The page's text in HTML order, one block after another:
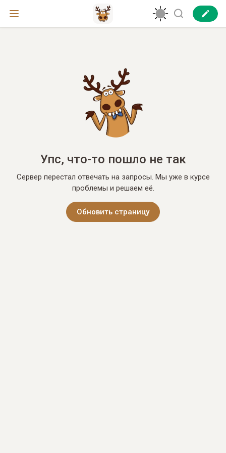
Упс, что-то пошло не так
Сервер перестал отвечать на запросы. Мы уже в курсе
проблемы и решаем её.
Обновить страницу